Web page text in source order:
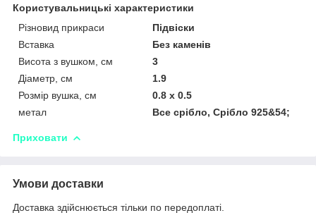
Користувальницькі характеристики
Різновид прикраси
Підвіски
Вставка
Без каменів
Висота з вушком, см
3
Діаметр, см
1.9
Розмір вушка, см
0.8 х 0.5
метал
Все срібло, Срібло 925&54;
Приховати
Умови доставки
Доставка здійснюється тільки по передоплаті.